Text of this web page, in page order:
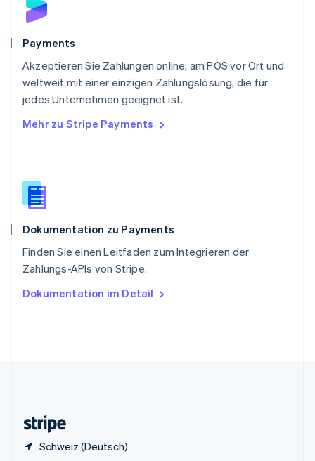
Payments
Akzeptieren Sie Zahlungen online, am POS vor Ort und
weltweit mit einer einzigen Zahlungslösung, die für
jedes Unternehmen geeignet ist.
Mehr zu Stripe Payments
Dokumentation zu Payments
Finden Sie einen Leitfaden zum Integrieren der
Zahlungs-APIs von Stripe.
Dokumentation im Detail
Schweiz (Deutsch)
Schweden
Schweiz
Singapur
English简体中文
Slowakei
Slowenien
English
Spanien
Thailand
Tschechische Republik
English
English